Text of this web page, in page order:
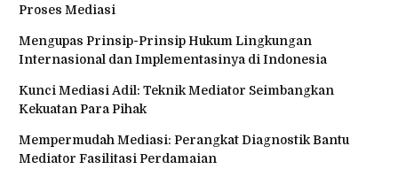
Proses Mediasi
Mengupas Prinsip-Prinsip Hukum Lingkungan
Internasional dan Implementasinya di Indonesia
Kunci Mediasi Adil: Teknik Mediator Seimbangkan
Kekuatan Para Pihak
Mempermudah Mediasi: Perangkat Diagnostik Bantu
Mediator Fasilitasi Perdamaian